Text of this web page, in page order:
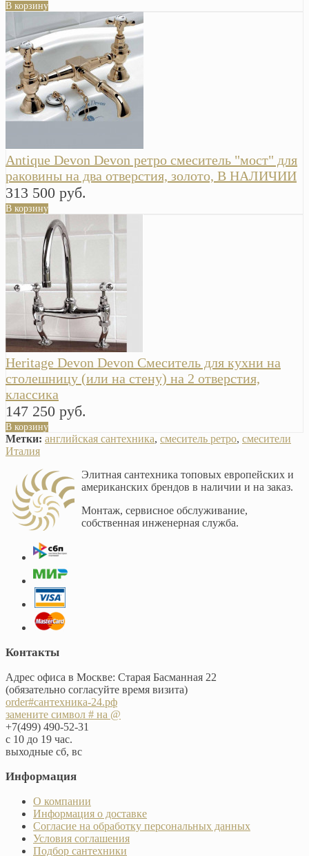
В корзину
Antique Devon Devon ретро смеситель "мост" для
раковины на два отверстия, золото, В НАЛИЧИИ
313 500 руб.
В корзину
Heritage Devon Devon Смеситель для кухни на
столешницу (или на стену) на 2 отверстия,
классика
147 250 руб.
В корзину
Метки: английская сантехника, смеситель ретро, смесители
Италия
Элитная сантехника топовых европейских и
американских брендов в наличии и на заказ.
Монтаж, сервисное обслуживание,
собственная инженерная служба.
Контакты
Адрес офиса в Москве: Старая Басманная 22
(обязательно согласуйте время визита)
order#сантехника-24.рф
замените символ # на @
+7(499) 490-52-31
с 10 до 19 час.
выходные сб, вс
Информация
О компании
Информация о доставке
Согласие на обработку персональных данных
Условия соглашения
Подбор сантехники